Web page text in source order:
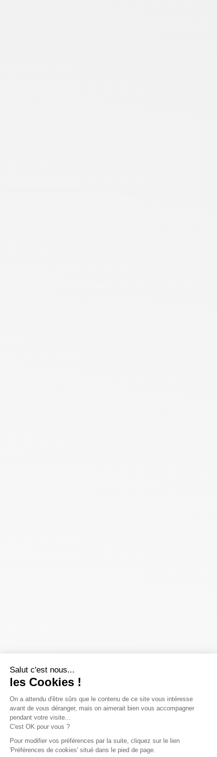
Salut c'est nous...
les Cookies !
On a attendu d'être sûrs que le contenu de ce site vous intéresse
avant de vous déranger, mais on aimerait bien vous accompagner
pendant votre visite...
C'est OK pour vous ?
Pour modifier vos préférences par la suite, cliquez sur le lien
'Préférences de cookies' situé dans le pied de page.